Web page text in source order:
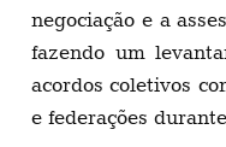
negociação e a
fazendo um
acordos coletivos
e federações